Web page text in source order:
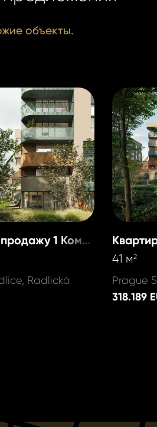
объекты.
Квартира на продажу 1 Комната
Radlická
41 м2
Prague
318.189